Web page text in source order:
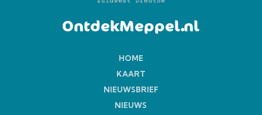
OntdekMeppel.nl
HOME
KAART
NIEUWSBRIEF
NIEUWS